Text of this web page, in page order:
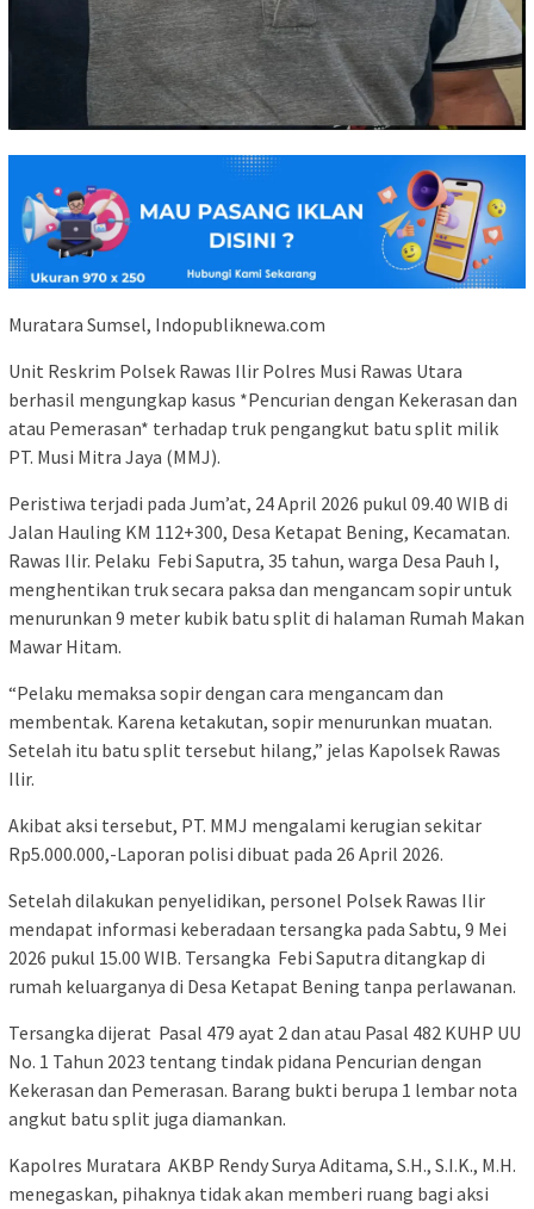
Muratara Sumsel, Indopubliknewa.com
Unit Reskrim Polsek Rawas Ilir Polres Musi Rawas Utara
berhasil mengungkap kasus *Pencurian dengan Kekerasan dan
atau Pemerasan* terhadap truk pengangkut batu split milik
PT. Musi Mitra Jaya (MMJ).
Peristiwa terjadi pada Jum’at, 24 April 2026 pukul 09.40 WIB di
Jalan Hauling KM 112+300, Desa Ketapat Bening, Kecamatan.
Rawas Ilir. Pelaku Febi Saputra, 35 tahun, warga Desa Pauh I,
menghentikan truk secara paksa dan mengancam sopir untuk
menurunkan 9 meter kubik batu split di halaman Rumah Makan
Mawar Hitam.
“Pelaku memaksa sopir dengan cara mengancam dan
membentak. Karena ketakutan, sopir menurunkan muatan.
Setelah itu batu split tersebut hilang,” jelas Kapolsek Rawas
Ilir.
Akibat aksi tersebut, PT. MMJ mengalami kerugian sekitar
Rp5.000.000,-Laporan polisi dibuat pada 26 April 2026.
Setelah dilakukan penyelidikan, personel Polsek Rawas Ilir
mendapat informasi keberadaan tersangka pada Sabtu, 9 Mei
2026 pukul 15.00 WIB. Tersangka Febi Saputra ditangkap di
rumah keluarganya di Desa Ketapat Bening tanpa perlawanan.
Tersangka dijerat Pasal 479 ayat 2 dan atau Pasal 482 KUHP UU
No. 1 Tahun 2023 tentang tindak pidana Pencurian dengan
Kekerasan dan Pemerasan. Barang bukti berupa 1 lembar nota
angkut batu split juga diamankan.
Kapolres Muratara AKBP Rendy Surya Aditama, S.H., S.I.K., M.H.
menegaskan, pihaknya tidak akan memberi ruang bagi aksi